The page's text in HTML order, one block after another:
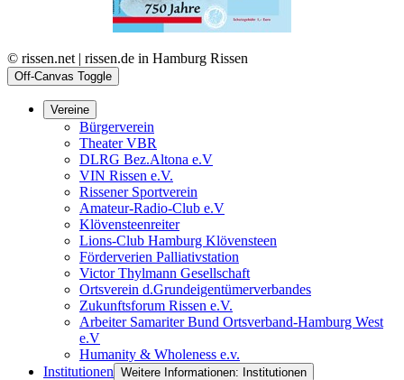
© rissen.net | rissen.de in Hamburg Rissen
Off-Canvas Toggle
Vereine
Bürgerverein
Theater VBR
DLRG Bez.Altona e.V
VIN Rissen e.V.
Rissener Sportverein
Amateur-Radio-Club e.V
Klövensteenreiter
Lions-Club Hamburg Klövensteen
Förderverien Palliativstation
Victor Thylmann Gesellschaft
Ortsverein d.Grundeigentümerverbandes
Zukunftsforum Rissen e.V.
Arbeiter Samariter Bund Ortsverband-Hamburg West
e.V
Humanity & Wholeness e.v.
Institutionen Weitere Informationen: Institutionen